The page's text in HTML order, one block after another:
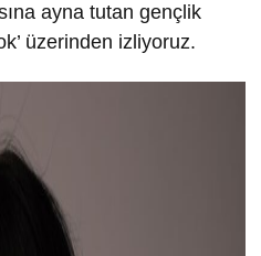
ayna tutan gençlik
üzerinden izliyoruz.